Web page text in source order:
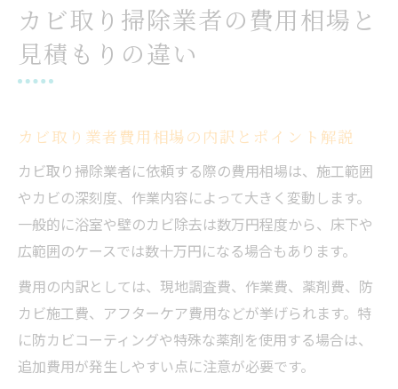
カビ取り掃除業者の費用相場と
見積もりの違い
カビ取り業者費用相場の内訳とポイント解説
カビ取り掃除業者に依頼する際の費用相場は、施工範囲
やカビの深刻度、作業内容によって大きく変動します。
一般的に浴室や壁のカビ除去は数万円程度から、床下や
広範囲のケースでは数十万円になる場合もあります。
費用の内訳としては、現地調査費、作業費、薬剤費、防
カビ施工費、アフターケア費用などが挙げられます。特
に防カビコーティングや特殊な薬剤を使用する場合は、
追加費用が発生しやすい点に注意が必要です。